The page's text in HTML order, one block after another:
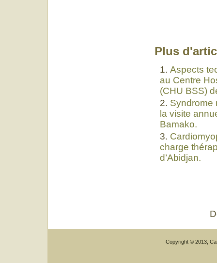
Plus
Aspects
au Centre
(CHU BSS)
Syndrome
la visite
Bamako.
charge
d’Abidjan.
Copyright © 2013,